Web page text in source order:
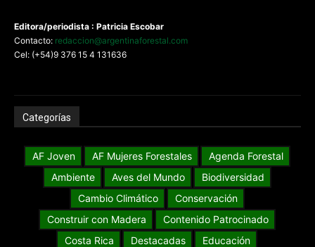
Editora/periodista : Patricia Escobar
Contacto: redaccion@argentinaforestal.com
Cel: (+54)9 376 15 4 131636
Categorías
AF Joven AF Mujeres Forestales
Agenda Forestal
Ambiente
Aves del Mundo
Biodiversidad
Cambio Climático
Conservación
Construir con Madera
Contenido Patrocinado
Costa Rica
Destacadas
Educación